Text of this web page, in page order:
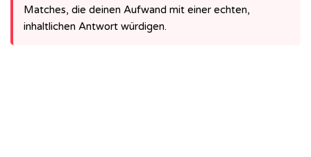
Matches, die deinen Aufwand mit einer echten,
inhaltlichen Antwort würdigen.